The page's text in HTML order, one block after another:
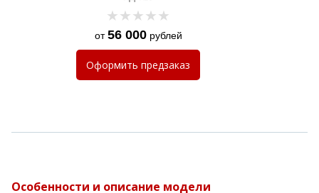
от56 000рублей
Оформить предзаказ
Особенности и описание модели